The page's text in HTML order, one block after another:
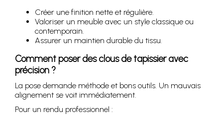
Créer une finition nette et régulière.
Valoriser un meuble avec un style classique ou
contemporain.
Assurer un maintien durable du tissu.
Comment poser des clous de tapissier avec
précision ?
La pose demande méthode et bons outils. Un mauvais
alignement se voit immédiatement.
Pour un rendu professionnel :